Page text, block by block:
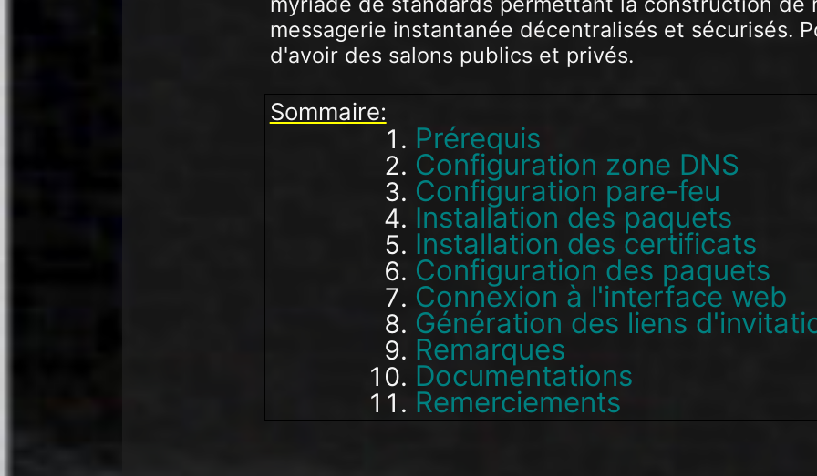
messagerie instantanée décentralisés et sécurisés.
d'avoir des salons publics et privés.
Sommaire:
Prérequis
Configuration zone DNS
Configuration pare-feu
Installation des paquets
Installation des certificats
Configuration des paquets
Connexion à l'interface web
Génération des liens
Remarques
Documentations
Remerciements